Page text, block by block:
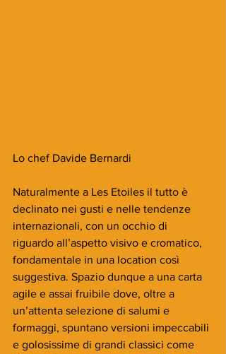
Lo chef Davide Bernardi
Naturalmente a Les Etoiles il tutto è
declinato nei gusti e nelle tendenze
internazionali, con un occhio di
riguardo all’aspetto visivo e cromatico,
fondamentale in una location così
suggestiva. Spazio dunque a una carta
agile e assai fruibile dove, oltre a
un’attenta selezione di salumi e
formaggi, spuntano versioni impeccabili
e golosissime di grandi classici come